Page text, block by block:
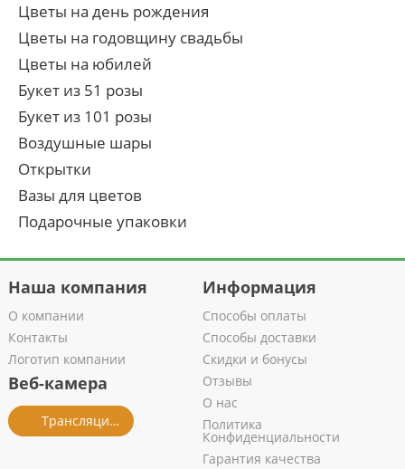
Цветы на день рождения
Цветы на годовщину свадьбы
Цветы на юбилей
Букет из 51 розы
Букет из 101 розы
Воздушные шары
Открытки
Вазы для цветов
Подарочные упаковки
Наша компания
О компании
Контакты
Логотип компании
Веб-камера
Трансляция из салона
Информация
Способы оплаты
Способы доставки
Скидки и бонусы
Отзывы
О нас
Политика
Конфиденциальности
Гарантия качества